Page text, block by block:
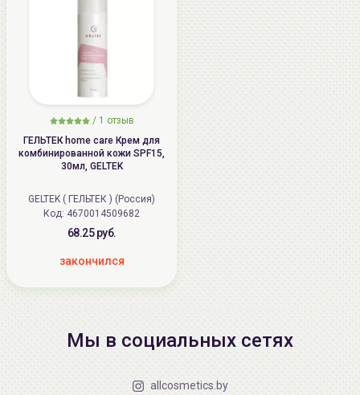
/ 1 отзыв
ГЕЛЬТЕК home care Крем для
комбинированной кожи SPF15,
30мл, GELTEK
GELTEK ( ГЕЛЬТЕК ) (Россия)
Код: 4670014509682
68.25 руб.
закончился
Мы в социальных сетях
allcosmetics.by